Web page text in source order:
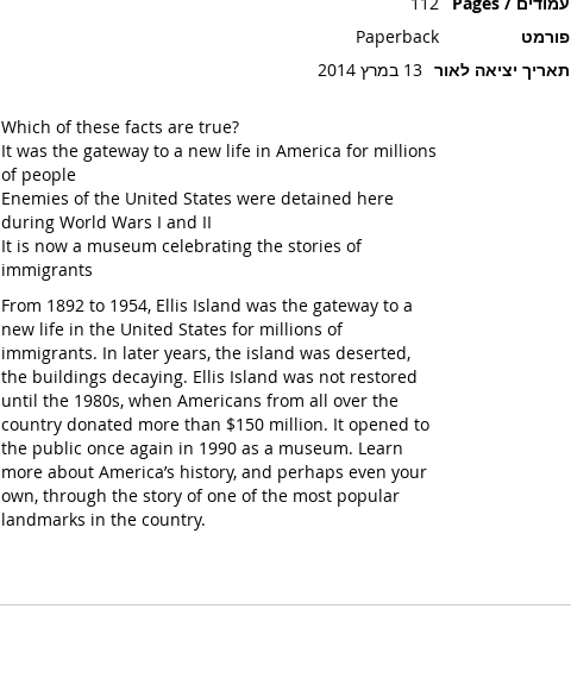
פורמט
Paperback
תאריך יציאה לאור 13 במרץ 2014
Which of these facts are true?
It was the gateway to a new life in America for millions
of people
Enemies of the United States were detained here
during World Wars I and II
It is now a museum celebrating the stories of
immigrants
From 1892 to 1954, Ellis Island was the gateway to a
new life in the United States for millions of
immigrants. In later years, the island was deserted,
the buildings decaying. Ellis Island was not restored
until the 1980s, when Americans from all over the
country donated more than $150 million. It opened to
the public once again in 1990 as a museum. Learn
more about America’s history, and perhaps even your
own, through the story of one of the most popular
landmarks in the country.